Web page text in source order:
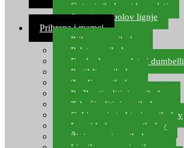
Gotovi ribolovni kompleti
Setovi za ribolov lignje
Prihrana i mamci
Prihrana za ribolov
Pelete za ribolov
Feeder lovne pelete i dumbelli
Partikli za ribolov
Zemlja za ribolov
Praškasti aditivi za ribolov
Tekući aditivi za ribolov
Gel i sprej atraktori za ribolov
Lovni kukuruz za ribolov
Živi mamci za ribolov